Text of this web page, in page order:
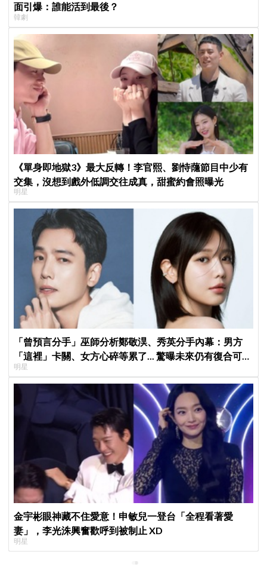
面引爆：誰能活到最後？
韓劇
《單身即地獄3》最大反轉！李官熙、劉恃蘟節目中少有
交集，沒想到戲外低調交往成真，甜蜜約會照曝光
明星
「曾預言分手」巫師分析鄭敬淏、秀英分手內幕：男方
「這裡」卡關、女方心碎等累了... 驚曝未來仍有復合可
能？
明星
金宇彬眼神藏不住愛意！申敏兒一登台「全程看著愛
妻」，李光洙興奮歡呼到被制止 XD
明星